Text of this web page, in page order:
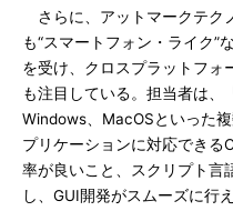
さらに、アットマークテク
も“スマートフォン・ライク”
を受け、クロスプラットフォ
も注目している。担当者は、
Windows、MacOSといった
プリケーションに対応できる
率が良いこと、スクリプト言
し、GUI開発がスムーズに行